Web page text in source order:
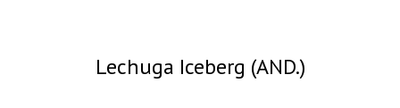
Lechuga Iceberg (AND.)